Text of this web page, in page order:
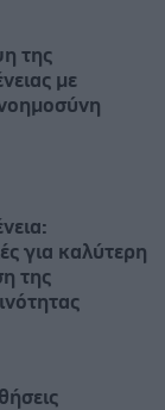
της
με
για καλύτερη
της